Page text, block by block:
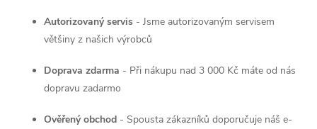
Autorizovaný servis - Jsme autorizovaným servisem
většiny z našich výrobců
Doprava zdarma - Při nákupu nad 3 000 Kč máte od nás
dopravu zadarmo
Ověřený obchod - Spousta zákazníků doporučuje náš e-